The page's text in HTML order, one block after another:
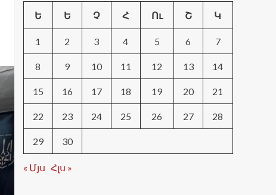
Ե Ե Չ Հ Ու Շ Կ
1 2 3 4 5 6 7
8 9 10 11 12 13 14
15 16 17 18 19 20 21
22 23 24 25 26 27 28
29 30
« Մյս Հլս »